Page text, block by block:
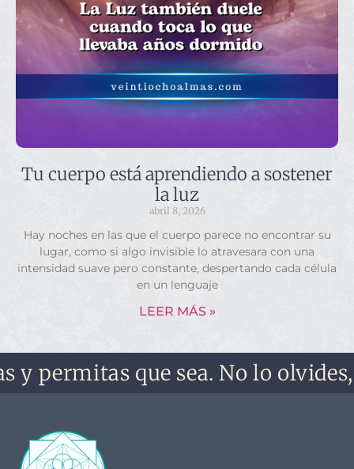
Tu cuerpo está aprendiendo a sostener
la luz
abril 8, 2026
Hay noches en las que el cuerpo parece no encontrar su
lugar, como si algo invisible lo atravesara con una
intensidad suave pero constante, despertando cada célula
en un lenguaje
LEER MÁS »
que sea. No lo olvides, no te